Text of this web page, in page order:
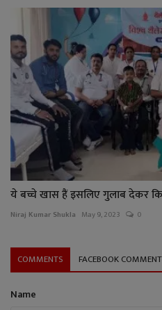
ये बच्चे खास हैं इसलिए गुलाब देकर
Niraj Kumar Shukla May 9, 2023 0
COMMENTS FACEBOOK
Name